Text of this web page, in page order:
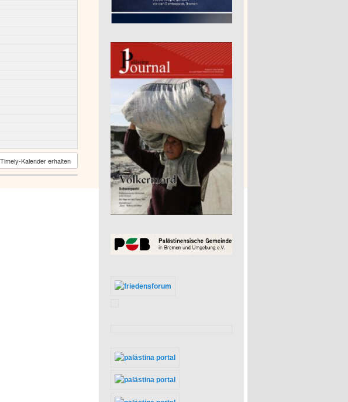
Kalender erhalten